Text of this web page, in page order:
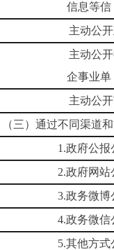
信
动公开政府部
动公开行政机关
企事
动公开市人民
三）通过不同渠道和
政府公报公开
政府网站公开
政务微博公开
政务微信公开
其他方式公开